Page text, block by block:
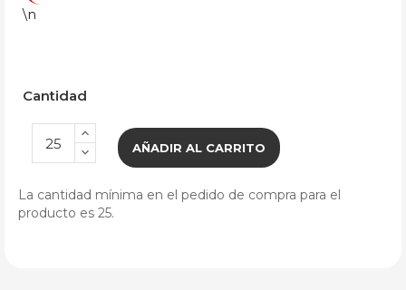
\n
Cantidad
AÑADIR AL CARRITO
La cantidad mínima en el pedido de compra para el
producto es 25.